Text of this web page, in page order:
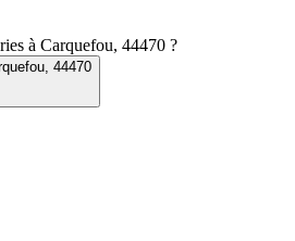
à Carquefou, 44470 ?
, 44470